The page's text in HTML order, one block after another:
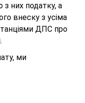
з них податку, а
внеску з усіма
ДПС про
ми